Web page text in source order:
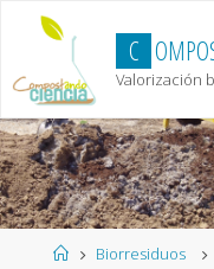
content
C OMPO
Valorización
HomeBiorresiduos